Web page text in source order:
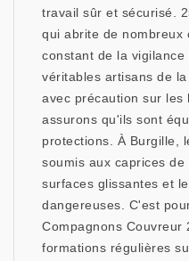
travail sûr et sécurisé.
qui abrite de nombreux
constant de la
véritables artisans de
avec précaution sur les
assurons qu'ils sont
protections. À Burgille,
soumis aux caprices
surfaces glissantes et
dangereuses. C'est
Compagnons Couvreur
formations régulières